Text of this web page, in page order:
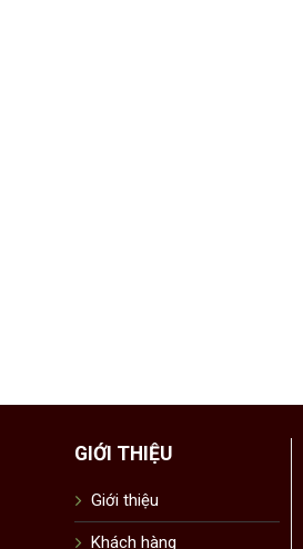
GIỚI THIỆU
Giới thiệu
Khách hàng